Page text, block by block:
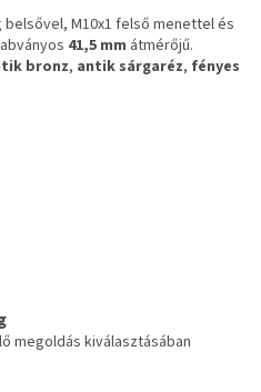
belsővel, M10x1 felső menettel és
41,5 mm átmérőjű.
bronz, antik sárgaréz, fényes
megoldás kiválasztásában